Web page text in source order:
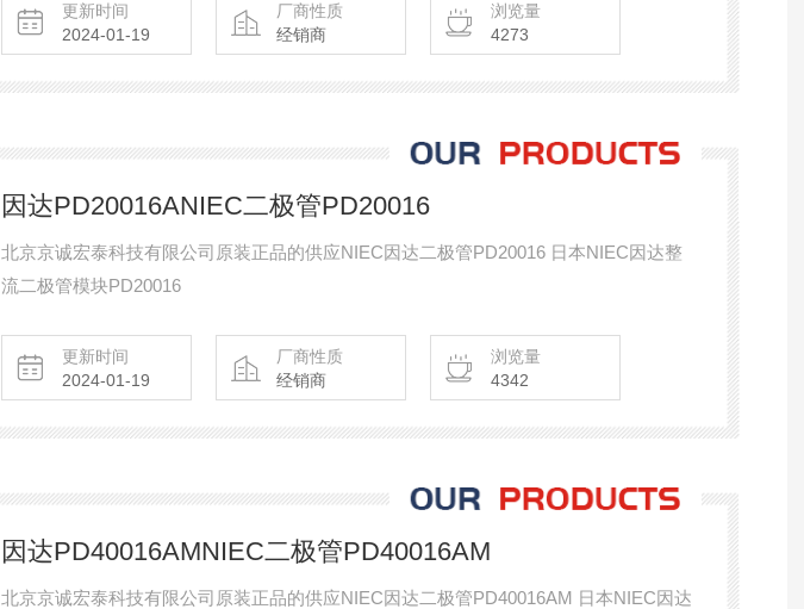
更新时间
2024-01-19
厂商性质
经销商
浏览量
4273
因达PD20016ANIEC二极管PD20016
北京京诚宏泰科技有限公司原装正品的供应NIEC因达二极管PD20016 日本NIEC因达整
流二极管模块PD20016
更新时间
2024-01-19
厂商性质
经销商
浏览量
4342
因达PD40016AMNIEC二极管PD40016AM
北京京诚宏泰科技有限公司原装正品的供应NIEC因达二极管PD40016AM 日本NIEC因达